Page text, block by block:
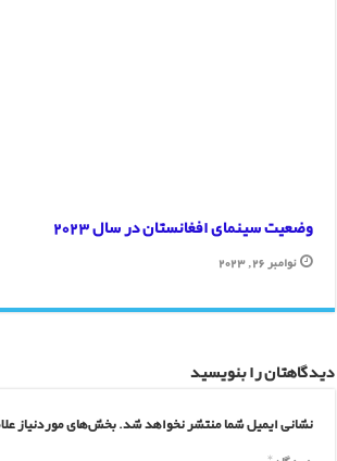
وضعیت سینمای افغانستان در سال 2023
نوامبر 26, 2023
دیدگاهتان را بنویسید
نشانی ایمیل شما منتشر نخواهد شد.بخش‌های موردنیاز